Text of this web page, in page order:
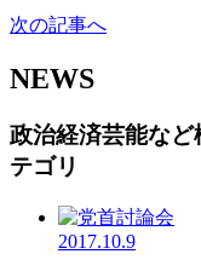
次の記事へ
NEWS
政治経済芸能な
テゴリ
2017.10.9